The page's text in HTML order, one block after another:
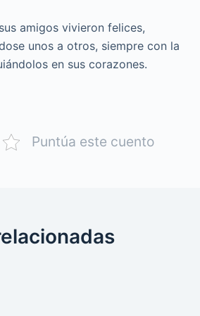
amigos vivieron felices,
unos a otros, siempre con la
en sus corazones.
Puntúa este cuento